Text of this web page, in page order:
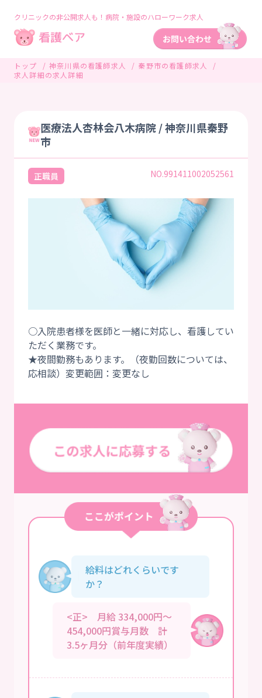
クリニックの非公開求人も！病院・施設のハローワーク求人
トップ 神奈川県の看護師求人
秦野市の看護師求人
求人詳細の求人詳細
医療法人杏林会八木病院 / 神奈川県秦野
市
正職員 NO.991411002052561
○入院患者様を医師と一緒に対応し、看護してい
ただく業務です。
★夜間勤務もあります。（夜勤回数については、
給料はどれくらいです
か？
<正> 月給 334,000円～
454,000円賞与月数 計
3.5ヶ月分（前年度実績）